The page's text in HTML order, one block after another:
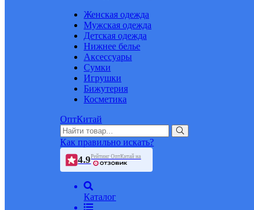
Женская одежда
Мужская одежда
Детская одежда
Нижнее белье
Аксессуары
Сумки
Игрушки
Бижутерия
Косметика
ОптКитай
Как правильно искать?
4.9Рейтинг ОптКитай на
Каталог